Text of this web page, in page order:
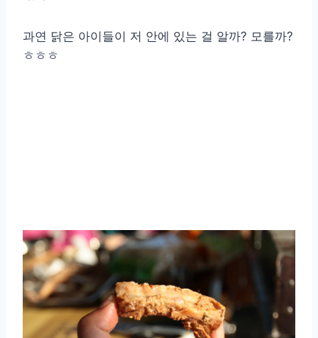
과연 닭은 아이들이 저 안에 있는 걸 알까? 모를까?
ㅎㅎㅎ